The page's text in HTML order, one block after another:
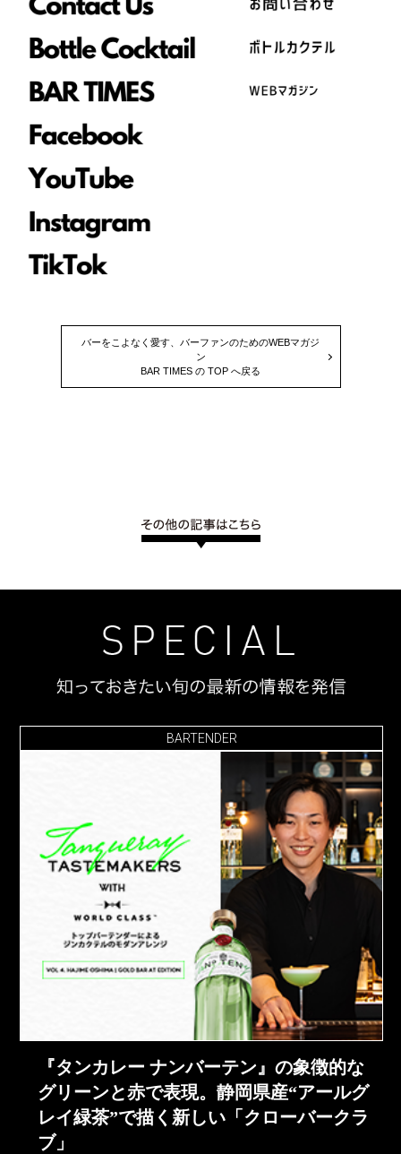
バーをこよなく愛す、バーファンのためのWEBマガジ
ン
BAR TIMES の TOP へ戻る
BARTENDER
『タンカレー ナンバーテン』の象徴的な
グリーンと赤で表現。静岡県産“アールグ
レイ緑茶”で描く新しい「クローバークラ
ブ」